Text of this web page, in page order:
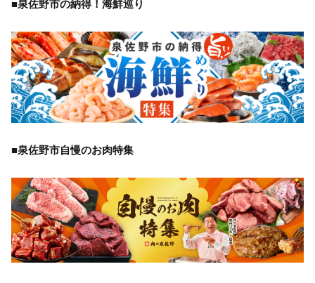
■泉佐野市の納得！海鮮巡り
■泉佐野市自慢のお肉特集